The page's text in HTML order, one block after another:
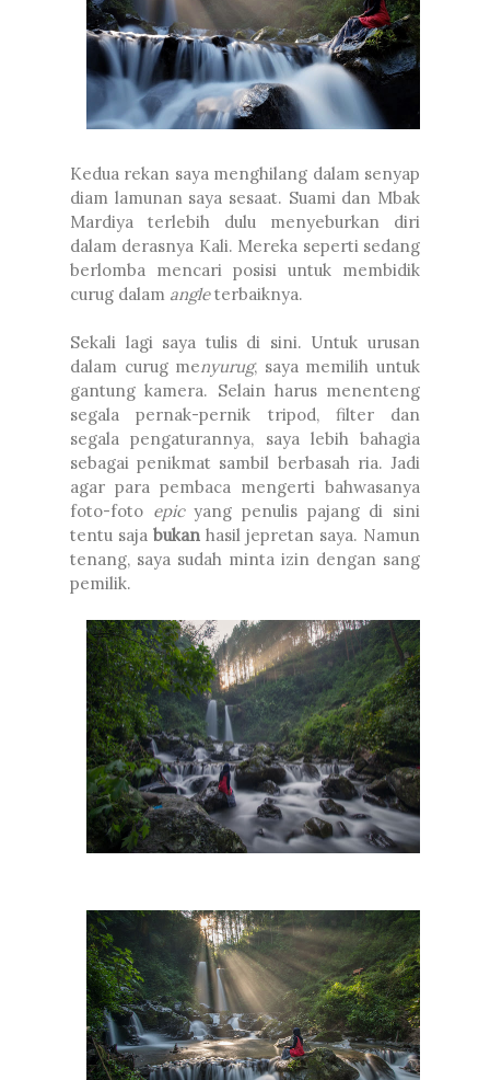
Kedua rekan saya menghilang dalam senyap
diam lamunan saya sesaat. Suami dan Mbak
Mardiya terlebih dulu menyeburkan diri
dalam derasnya Kali. Mereka seperti sedang
berlomba mencari posisi untuk membidik
curug dalam angleterbaiknya.
Sekali lagi saya tulis di sini. Untuk urusan
dalam curug menyurug, saya memilih untuk
gantung kamera. Selain harus menenteng
segala pernak-pernik tripod, filter dan
segala pengaturannya, saya lebih bahagia
sebagai penikmat sambil berbasah ria. Jadi
agar para pembaca mengerti bahwasanya
foto-foto epicyang penulis pajang di sini
tentu saja bukan hasil jepretan saya. Namun
tenang, saya sudah minta izin dengan sang
pemilik.